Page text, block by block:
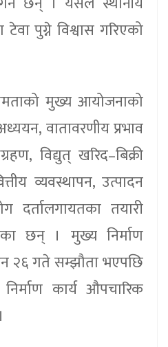
पुग्ने विश्वास गरिएको
मुख्य आयोजनाको
वातावरणीय प्रभाव
विद्युत् खरिद–बिक्री
व्यवस्थापन, उत्पादन
दर्तालगायतका तयारी
छन् । मुख्य निर्माण
२६ गते सम्झौता भएपछि
कार्य औपचारिक